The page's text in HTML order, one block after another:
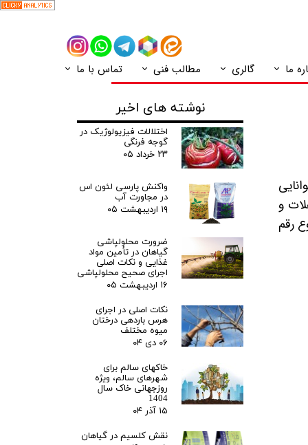
ما گالری مطالب فنی تماس با ما
و
رقم
نوشته های اخیر
اختلالات فیزیولوژیک در
گوجه فرنگی
۲۳ خرداد ۰۵
واکنش پارسی لئون اس
در مجاورت آب
۱۹ اردیبهشت ۰۵
ضرورت محلولپاشی
گیاهان در تأمین مواد
غذایی و نکات اصلی
اجرای صحیح محلولپاشی
۱۶ اردیبهشت ۰۵
نکات اصلی در اجرای
هرس باردهی درختان
میوه مختلف
۰۶ دی ۰۴
خاکهای سالم برای
شهرهای سالم، ویژه
روزجهانی خاک سال
1404
۱۵ آذر ۰۴
نقش کلسیم در گیاهان